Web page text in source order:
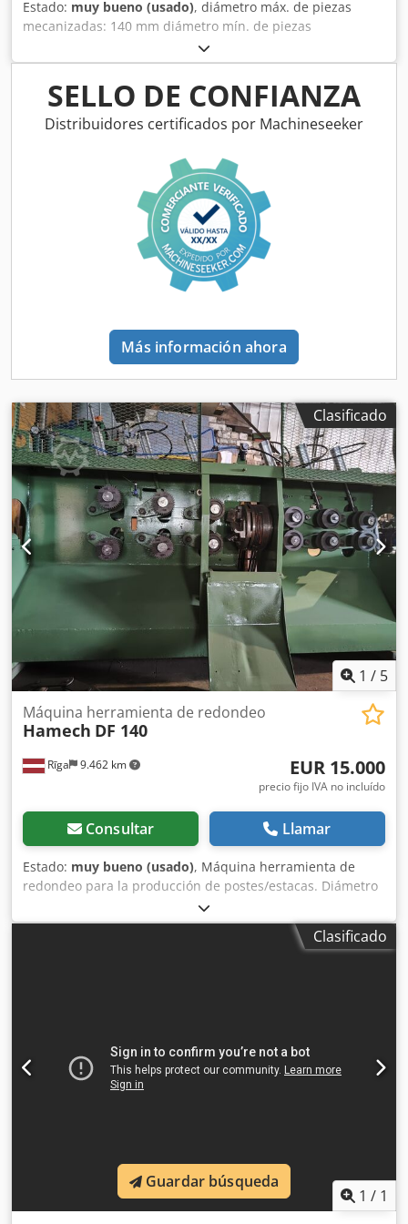
Estado: muy bueno (usado), diámetro máx. de piezas
mecanizadas: 140 mm diámetro mín. de piezas
mecanizadas: 40 mm cabezal de 2 cuchillas cualquier
longitud de pieza mecanizada motor: 2,2 kW Cjdjw
Twkrepfx Ai Tjha diámetro de la boca de aspiración: 120
mm dimensiones (L/A/Al): 950x520x1100 mm peso: 95 kg
SELLO DE CONFIANZA
Distribuidores certificados por Machineseeker
Más información ahora
Clasificado
1 / 5
Rīga 9.462 km
Máquina herramienta de redondeo
Hamech DF 140
EUR 15.000
precio fijo IVA no incluído
Consultar Llamar
Estado: muy bueno (usado), Máquina herramienta de
redondeo para la producción de postes/estacas. Diámetro
del producto acabado de 40 mm a 140 mm. La máquina
herramienta fue renovada. Nuevos cojinetes, nuevos
engranajes de hombros traseros, armario eléctricoClasificado
1 / 1
Guardar búsqueda